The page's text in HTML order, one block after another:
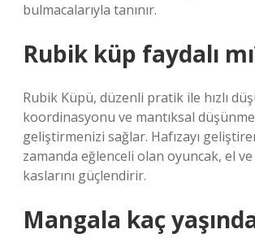
bulmacalarıyla tanınır.
Rubik küp faydalı
Rubik Küpü, düzenli pratik ile hızlı
koordinasyonu ve mantıksal
geliştirmenizi sağlar. Hafızayı
zamanda eğlenceli olan oyuncak, el
kaslarını güçlendirir.
Mangala kaç